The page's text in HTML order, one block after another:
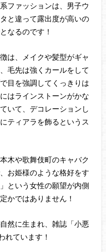
ファッションは、男子ウ
と違って露出度が高いの
なるのです！
は、メイクや髪型がギャ
毛先は強くカールをして
目を強調してくっきりは
はラインストーンがかな
いて、デコレーションし
ティアラを飾るというス
木や歌舞伎町のキャバク
お姫様のような格好をす
という女性の願望が内側
かではありません！
然に生まれ、雑誌「小悪
れています！